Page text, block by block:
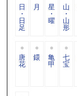
日
・
日
足
月 星
・
曜
山
・
山
形
唐
花
鐶 亀
甲
七
宝